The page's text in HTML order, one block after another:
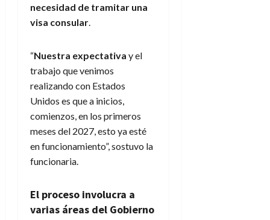
necesidad de tramitar una
visa consular
“Nuestra expectativa y el
trabajo que venimos
realizando con Estados
Unidos es que a inicios,
comienzos, en los primeros
meses del 2027, esto ya esté
en funcionamiento”, sostuvo la
funcionaria.
El proceso involucra a
varias áreas del Gobierno